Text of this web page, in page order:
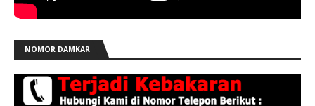
NOMOR DAMKAR